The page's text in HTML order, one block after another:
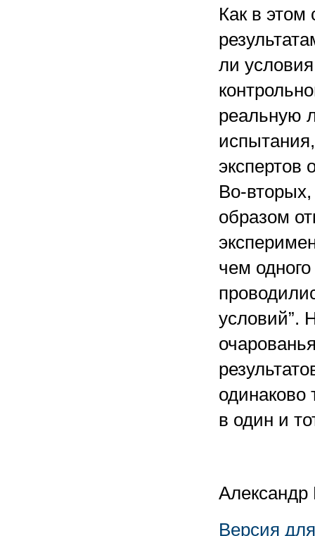
Как в этом
ли
реальную
экспертов
Во-
образом
чем
условий”.
одинаково
в один и
Александр
Версия